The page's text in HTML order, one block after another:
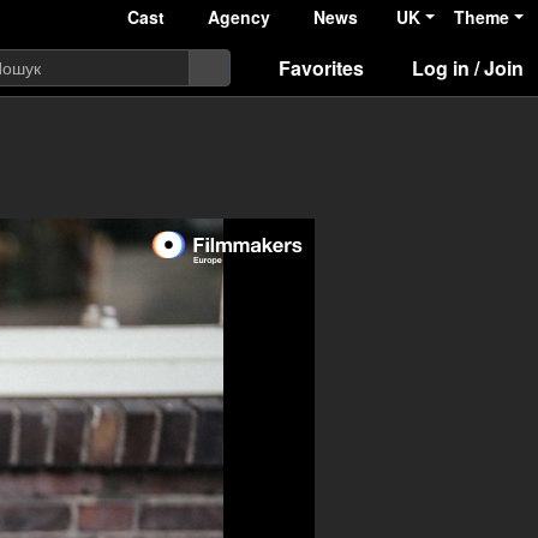
Cast Agency News UK Theme
Favorites Log in / Join